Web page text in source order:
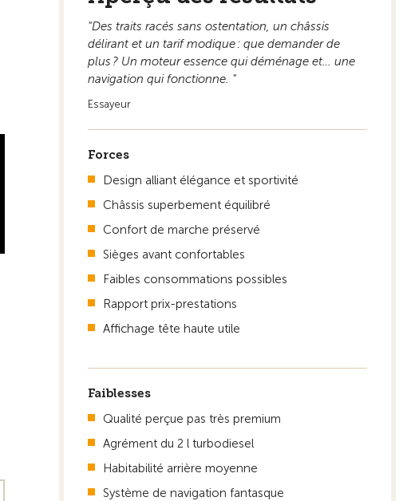
Vers la vue d'ensemble
"Des traits racés sans ostentation, un châssis
délirant et un tarif modique : que demander de
plus ? Un moteur essence qui déménage et… une
navigation qui fonctionne. "
Essayeur
Forces
Design alliant élégance et sportivité
Châssis superbement équilibré
Confort de marche préservé
Sièges avant confortables
Faibles consommations possibles
Rapport prix-prestations
Affichage tête haute utile
Faiblesses
Qualité perçue pas très premium
Agrément du 2 l turbodiesel
Habitabilité arrière moyenne
Système de navigation fantasque